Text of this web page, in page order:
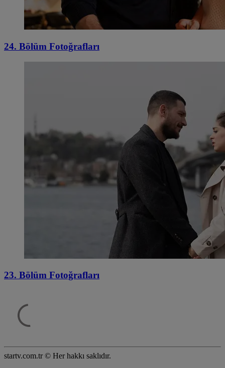
24. Bölüm Fotoğrafları
23. Bölüm Fotoğrafları
startv.com.tr © Her hakkı saklıdır.